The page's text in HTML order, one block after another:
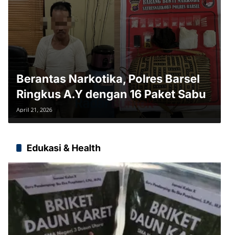
Berantas Narkotika, Polres Barsel
Ringkus A.Y dengan 16 Paket Sabu
April 21, 2026
Edukasi & Health